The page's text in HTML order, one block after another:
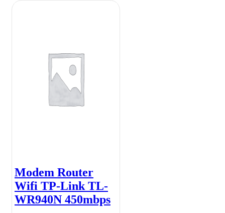
Modem Router
Wifi TP-Link TL-
WR940N 450mbps